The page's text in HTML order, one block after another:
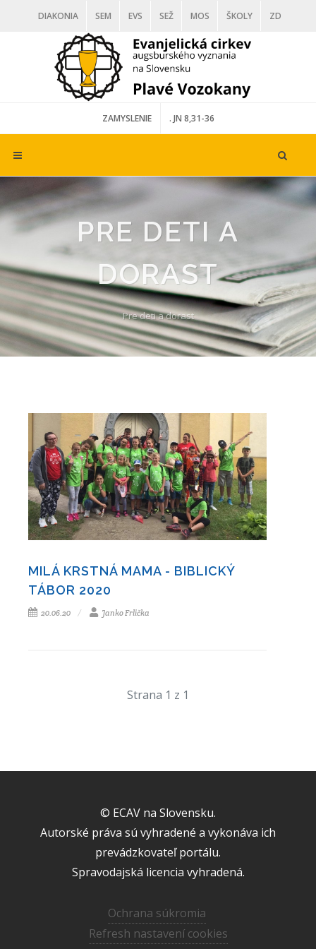
DIAKONIA SEM EVS SEŽ MOS ŠKOLY ZD
VD DARUJ
ZAMYSLENIE . JN 8,31-36
PRE DETI A
DORAST
Pre deti a dorast
MILÁ KRSTNÁ MAMA - BIBLICKÝ
TÁBOR 2020
20.06.20 Janko Frlička
Strana 1 z 1
© ECAV na Slovensku.
Autorské práva sú vyhradené a vykonáva ich
prevádzkovateľ portálu.
Spravodajská licencia vyhradená.
Ochrana súkromia
Refresh nastavení cookies